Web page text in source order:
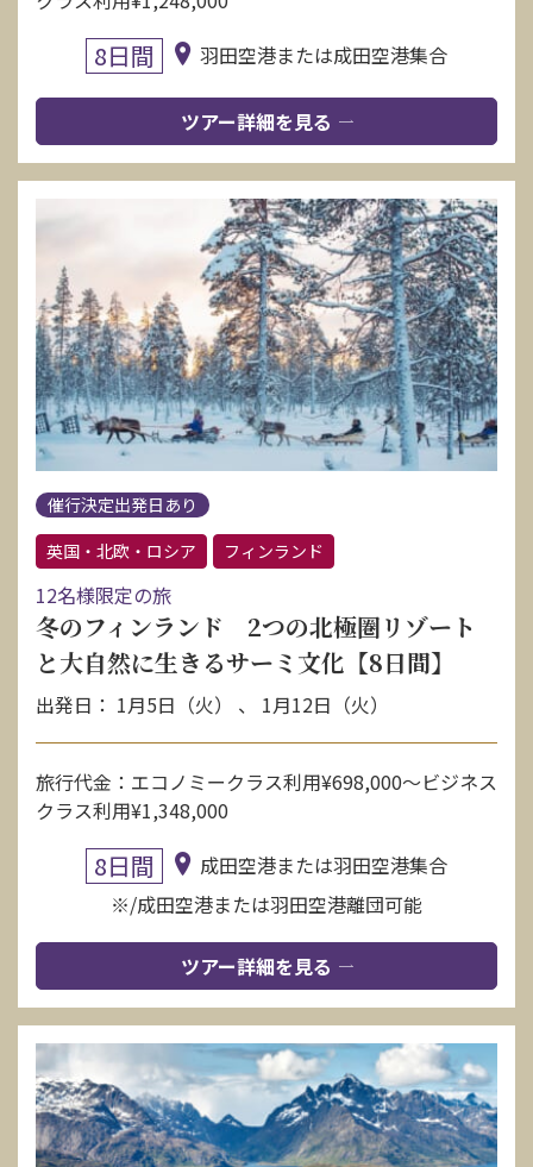
8日間 羽田空港または成田空港集合
ツアー詳細を見る
催行決定出発日あり
英国・北欧・ロシア
フィンランド
12名様限定の旅
冬のフィンランド 2つの北極圏リゾート
と大自然に生きるサーミ文化【8日間】
出発日： 1月5日（火） 、 1月12日（火）
旅行代金：エコノミークラス利用¥698,000〜ビジネス
クラス利用¥1,348,000
8日間
成田空港または羽田空港集合
※/成田空港または羽田空港離団可能
ツアー詳細を見る